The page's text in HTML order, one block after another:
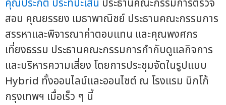
คุณประกิต ประทีปะเสน ประธานคณะกรรมการตรวจ
สอบ คุณยรรยง เมธาพาณิชย์ ประธานคณะกรรมการ
สรรหาและพิจารณาค่าตอบแทน และคุณพงศกร
เที่ยงธรรม ประธานคณะกรรมการกำกับดูแลกิจการ
และบริหารความเสี่ยง โดยการประชุมจัดในรูปแบบ
Hybrid ทั้งออนไลน์และออนไซต์ ณ โรงแรม นิกโก้
กรุงเทพฯ เมื่อเร็ว ๆ นี้